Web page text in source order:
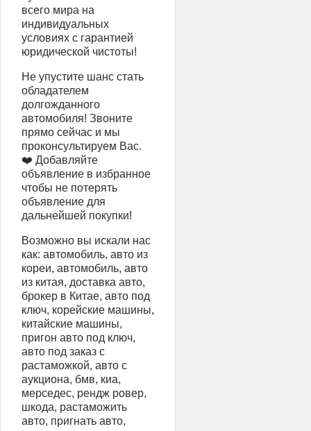
всего мира на
индивидуальных
условиях с гарантией
юридической чистоты!
Не упустите шанс стать
обладателем
долгожданного
автомобиля! Звоните
прямо сейчас и мы
проконсультируем Вас.
❤️ Добавляйте
объявление в избранное
чтобы не потерять
объявление для
дальнейшей покупки!
Возможно вы искали нас
как: автомобиль, авто из
кореи, автомобиль, авто
из китая, доставка авто,
брокер в Китае, авто под
ключ, корейские машины,
китайские машины,
пригон авто под ключ,
авто под заказ с
растаможкой, авто с
аукциона, бмв, киа,
мерседес, рендж ровер,
шкода, растаможить
авто, пригнать авто,